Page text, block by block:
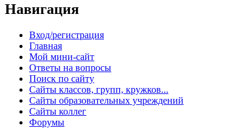
Навигация
Вход/регистрация
Главная
Мой мини-сайт
Ответы на вопросы
Поиск по сайту
Сайты классов, групп, кружков...
Сайты образовательных учреждений
Сайты коллег
Форумы